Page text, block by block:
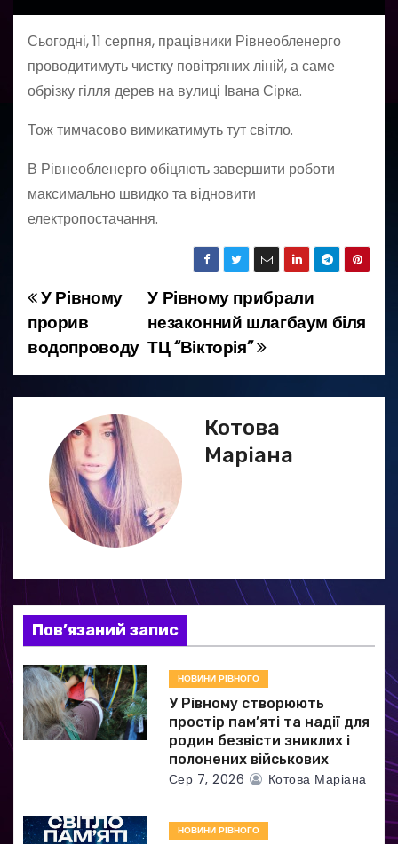
Сьогодні, 11 серпня, працівники Рівнеобленерго
проводитимуть чистку повітряних ліній, а саме
обрізку гілля дерев на вулиці Івана Сірка.
Тож тимчасово вимикатимуть тут світло.
В Рівнеобленерго обіцяють завершити роботи
максимально швидко та відновити
електропостачання.
Н
а
в
я
з
а
п
и
і
У Рівному прибрали
незаконний шлагбаум біля
ТЦ “Вікторія”
У Рівному
прорив
водопроводу
Котова
Маріана
Пов’язаний запис
НОВИНИ РІВНОГО
У Рівному створюють
простір пам’яті та надії для
родин безвісти зниклих і
полонених військових
Сер 7, 2026 Котова Маріана
НОВИНИ РІВНОГО